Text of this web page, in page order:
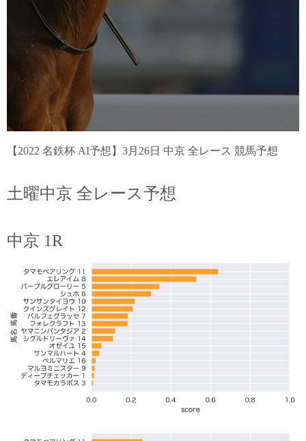
【2022 名鉄杯 AI予想】3月26日 中京 全レース 競馬予想
土曜中京 全レース予想
中京 1R